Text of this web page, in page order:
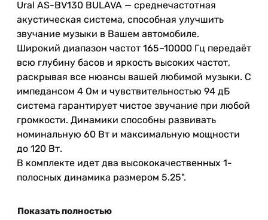
Ural AS-BV130 BULAVA — среднечастотная
акустическая система, способная улучшить
звучание музыки в Вашем автомобиле.
Широкий диапазон частот 165–10000 Гц передаёт
всю глубину басов и яркость высоких частот,
раскрывая все нюансы вашей любимой музыки. С
импедансом 4 Ом и чувствительностью 94 дБ
система гарантирует чистое звучание при любой
громкости. Динамики способны развивать
номинальную 60 Вт и максимальную мощности
до 120 Вт.
В комплекте идет два высококачественных 1-
полосных динамика размером 5.25".
Показать полностью